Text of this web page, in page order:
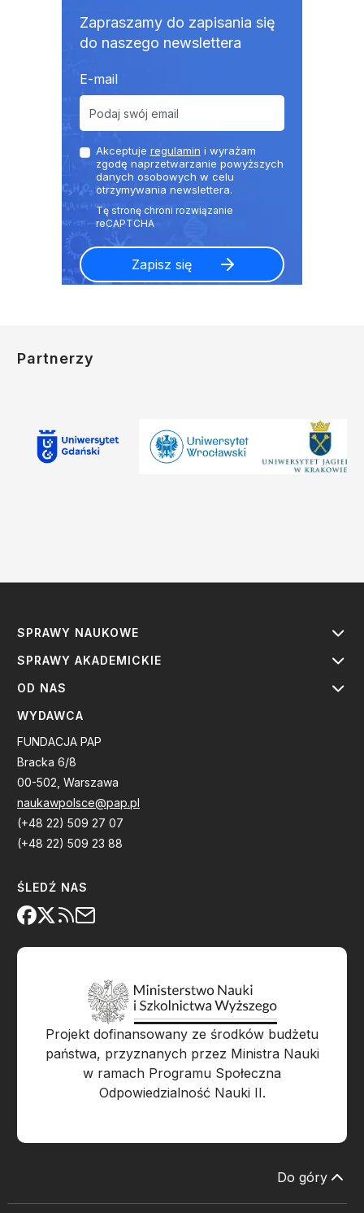
Zapraszamy do zapisania się
do naszego newslettera
E-mail
Akceptuje regulamin i wyrażam
zgodę naprzetwarzanie powyższych
danych osobowych w celu
otrzymywania newslettera.
Partnerzy
SPRAWY NAUKOWE
SPRAWY AKADEMICKIE
OD NAS
WYDAWCA
FUNDACJA PAP
Bracka 6/8
00-502, Warszawa
naukawpolsce@pap.pl
(+48 22) 509 27 07
(+48 22) 509 23 88
ŚLEDŹ NAS
Projekt dofinansowany ze środków budżetu
państwa, przyznanych przez Ministra Nauki
w ramach Programu Społeczna
Odpowiedzialność Nauki II.
Do góry